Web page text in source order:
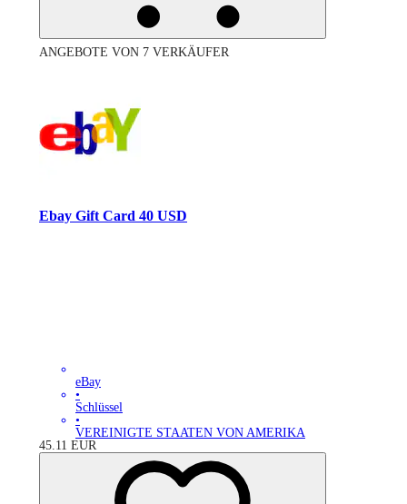
ANGEBOTE VON 7 VERKÄUFER
Ebay Gift Card 40 USD
eBay
•
Schlüssel
•
VEREINIGTE STAATEN VON AMERIKA
45.11 EUR